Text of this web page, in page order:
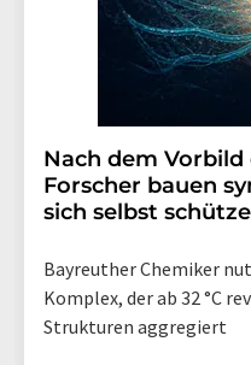
Nach dem
Forscher bauen
sich selbst
Bayreuther Chemiker
Komplex, der ab 32 °C
Strukturen aggregiert